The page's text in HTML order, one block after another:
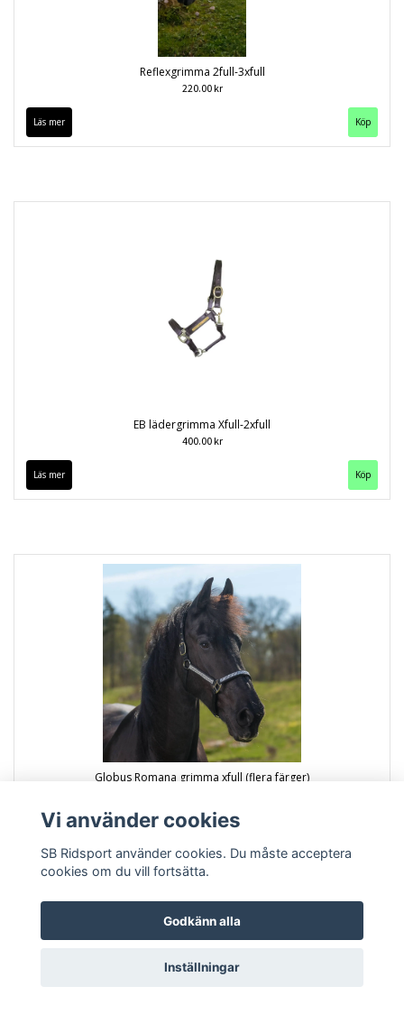
Reflexgrimma 2full-3xfull
220.00 kr
Läs mer Köp
EB lädergrimma Xfull-2xfull
400.00 kr
Läs mer Köp
Globus Romana grimma xfull (flera färger)
Läs mer
Vi använder cookies
SB Ridsport använder cookies. Du måste acceptera
cookies om du vill fortsätta.
Godkänn alla
Inställningar